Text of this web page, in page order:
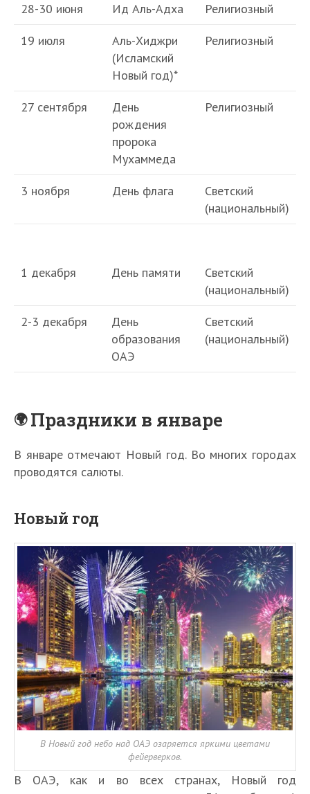
28-30 июня
Ид Аль-Адха
Религиозный
19 июля
Аль-Хиджри
(Исламский
Новый год)*
Религиозный
27 сентября
День
рождения
пророка
Мухаммеда
Религиозный
3 ноября День флага
Светский
(национальный)
1 декабря День памяти
Светский
(национальный)
2-3 декабря
День
образования
ОАЭ
Светский
(национальный)
Праздники в январе
В январе отмечают Новый год. Во многих городах
проводятся салюты.
Новый год
В Новый год небо над ОАЭ озаряется яркими цветами
фейерверков.
В ОАЭ, как и во всех странах, Новый год